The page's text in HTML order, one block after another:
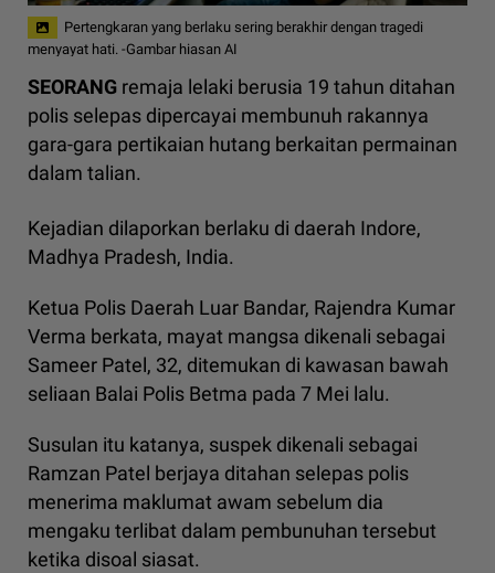
Pertengkaran yang berlaku sering berakhir dengan tragedi
menyayat hati. -Gambar hiasan AI
SEORANG remaja lelaki berusia 19 tahun ditahan
polis selepas dipercayai membunuh rakannya
gara-gara pertikaian hutang berkaitan permainan
dalam talian.
Kejadian dilaporkan berlaku di daerah Indore,
Madhya Pradesh, India.
Ketua Polis Daerah Luar Bandar, Rajendra Kumar
Verma berkata, mayat mangsa dikenali sebagai
Sameer Patel, 32, ditemukan di kawasan bawah
seliaan Balai Polis Betma pada 7 Mei lalu.
Susulan itu katanya, suspek dikenali sebagai
Ramzan Patel berjaya ditahan selepas polis
menerima maklumat awam sebelum dia
mengaku terlibat dalam pembunuhan tersebut
ketika disoal siasat.